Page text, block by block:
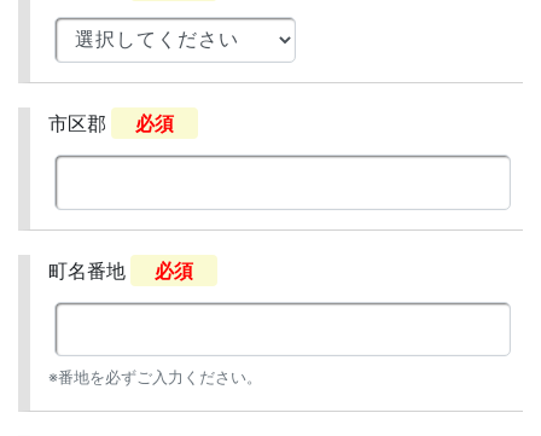
市区郡 必須
町名番地 必須
※番地を必ずご入力ください。